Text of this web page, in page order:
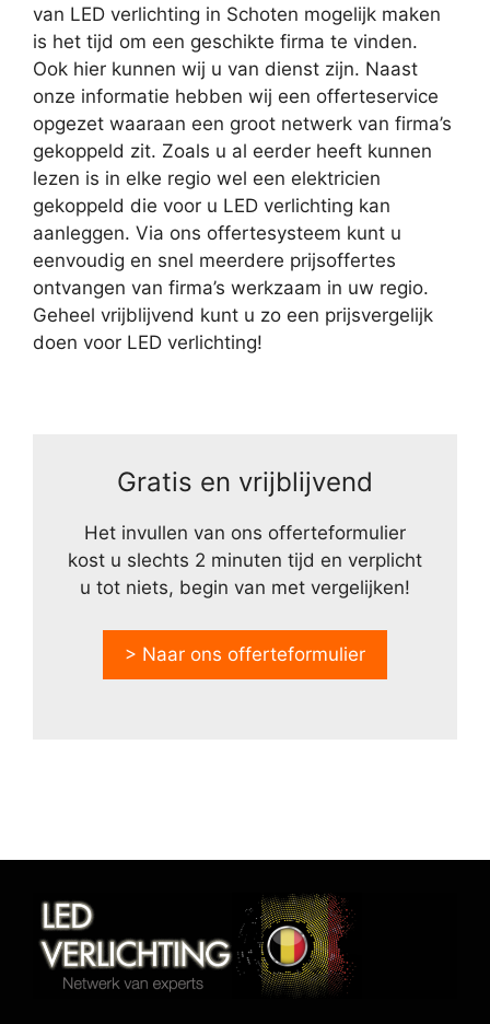
van LED verlichting in Schoten mogelijk maken
is het tijd om een geschikte firma te vinden.
Ook hier kunnen wij u van dienst zijn. Naast
onze informatie hebben wij een offerteservice
opgezet waaraan een groot netwerk van firma’s
gekoppeld zit. Zoals u al eerder heeft kunnen
lezen is in elke regio wel een elektricien
gekoppeld die voor u LED verlichting kan
aanleggen. Via ons offertesysteem kunt u
eenvoudig en snel meerdere prijsoffertes
ontvangen van firma’s werkzaam in uw regio.
Geheel vrijblijvend kunt u zo een prijsvergelijk
doen voor LED verlichting!
Gratis en vrijblijvend
Het invullen van ons offerteformulier
kost u slechts 2 minuten tijd en verplicht
u tot niets, begin van met vergelijken!
> Naar ons offerteformulier